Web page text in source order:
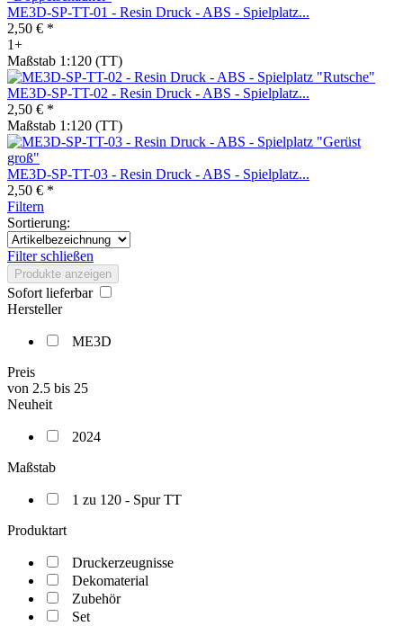
ME3D-SP-TT-01 - Resin Druck - ABS - Spielplatz...
2,50 € *
1+
Maßstab 1:120 (TT)
ME3D-SP-TT-02 - Resin Druck - ABS - Spielplatz...
2,50 € *
Maßstab 1:120 (TT)
ME3D-SP-TT-03 - Resin Druck - ABS - Spielplatz...
2,50 € *
Filtern
Sortierung:
Filter schließen
Produkte anzeigen
Sofort lieferbar
Hersteller
ME3D
Preis
von 2.5 bis 25
Neuheit
2024
Maßstab
1 zu 120 - Spur TT
Produktart
Druckerzeugnisse
Dekomaterial
Zubehör
Set